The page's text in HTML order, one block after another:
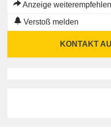
Anzeige weiterempfehlen
Verstoß melden
KONTAKT